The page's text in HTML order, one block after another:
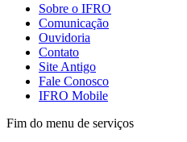
Sobre o IFRO
Comunicação
Ouvidoria
Contato
Site Antigo
Fale Conosco
IFRO Mobile
Fim do menu de serviços